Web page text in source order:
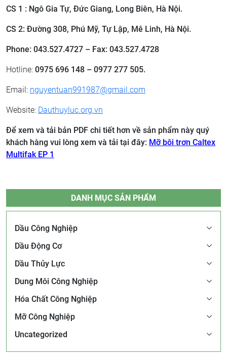
CS 1 : Ngô Gia Tự, Đức Giang, Long Biên, Hà Nội.
CS 2: ​Đường 308, Phú Mỹ, Tự Lập, Mê Linh, Hà Nội.
Phone: 043.527.4727 – Fax: 043.527.4728
Hotline: 0975 696 148 – 0977 277 505.
Email: nguyentuan991987@gmail.com
Website: Dauthuyluc.org.vn
Để xem và tải bản PDF chi tiết hơn về sản phẩm này quý
khách hàng vui lòng xem và tải tại đây: Mỡ bôi trơn Caltex
Multifak EP 1
DANH MỤC SẢN PHẨM
Dầu Công Nghiệp
Dầu Động Cơ
Dầu Thủy Lực
Dung Môi Công Nghiệp
Hóa Chất Công Nghiệp
Mỡ Công Nghiệp
Uncategorized